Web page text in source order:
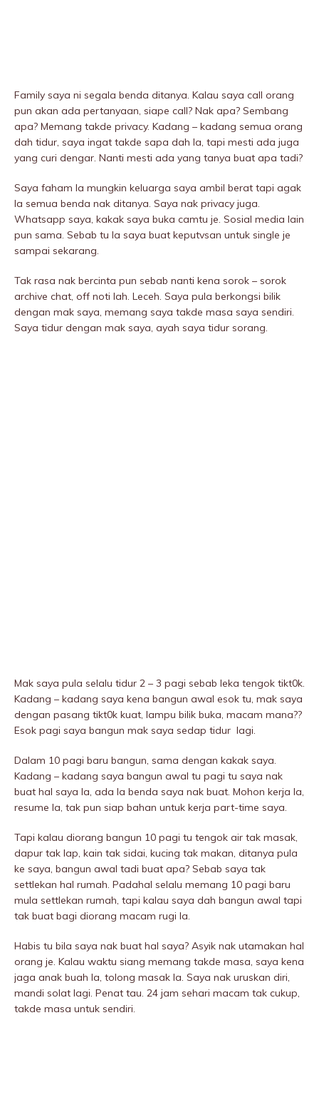
Family saya ni segala benda ditanya. Kalau saya call orang
pun akan ada pertanyaan, siape call? Nak apa? Sembang
apa? Memang takde privacy. Kadang – kadang semua orang
dah tidur, saya ingat takde sapa dah la, tapi mesti ada juga
yang curi dengar. Nanti mesti ada yang tanya buat apa tadi?
Saya faham la mungkin keluarga saya ambil berat tapi agak
la semua benda nak ditanya. Saya nak privacy juga.
Whatsapp saya, kakak saya buka camtu je. SosiaI media lain
pun sama. Sebab tu la saya buat keputvsan untuk single je
sampai sekarang.
Tak rasa nak bercinta pun sebab nanti kena sorok – sorok
archive chat, off noti lah. Leceh. Saya pula berkongsi bilik
dengan mak saya, memang saya takde masa saya sendiri.
Saya tidur dengan mak saya, ayah saya tidur sorang.
Mak saya pula selalu tidur 2 – 3 pagi sebab leka tengok tikt0k.
Kadang – kadang saya kena bangun awal esok tu, mak saya
dengan pasang tikt0k kuat, lampu bilik buka, macam mana??
Esok pagi saya bangun mak saya sedap tidur lagi.
Dalam 10 pagi baru bangun, sama dengan kakak saya.
Kadang – kadang saya bangun awal tu pagi tu saya nak
buat hal saya la, ada la benda saya nak buat. Mohon kerja la,
resume la, tak pun siap bahan untuk kerja part-time saya.
Tapi kalau diorang bangun 10 pagi tu tengok air tak masak,
dapur tak lap, kain tak sidai, kucing tak makan, ditanya pula
ke saya, bangun awal tadi buat apa? Sebab saya tak
settlekan hal rumah. Padahal selalu memang 10 pagi baru
mula settlekan rumah, tapi kalau saya dah bangun awal tapi
tak buat bagi diorang macam rugi la.
Habis tu bila saya nak buat hal saya? Asyik nak utamakan hal
orang je. Kalau waktu siang memang takde masa, saya kena
jaga anak buah la, tolong masak la. Saya nak uruskan diri,
mandi solat lagi. Penat tau. 24 jam sehari macam tak cukup,
takde masa untuk sendiri.